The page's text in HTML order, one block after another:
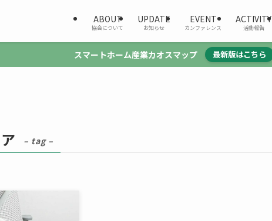
ABOUT
協会について
UPDATE
お知らせ
EVENT
カンファレンス
ACTIVITY
活動報告
スマートホーム産業カオスマップ 最新版はこちら
– tag –